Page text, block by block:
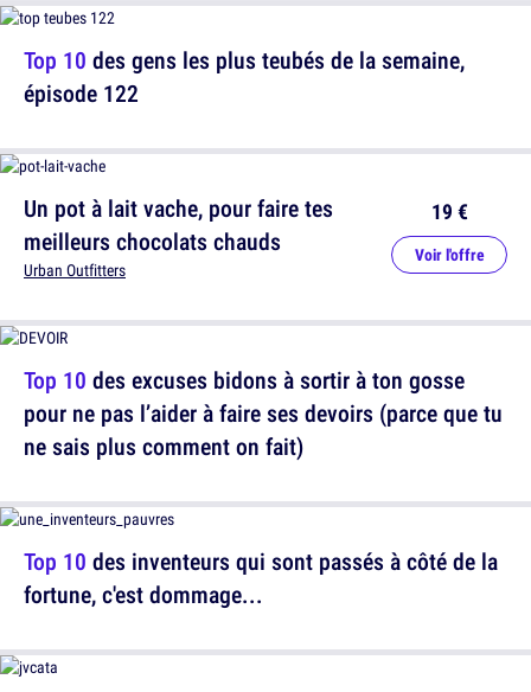
Top 10 des gens les plus teubés de la semaine,
épisode 122
Top 10 des excuses bidons à sortir à ton gosse
pour ne pas l’aider à faire ses devoirs (parce que tu
ne sais plus comment on fait)
Un pot à lait vache, pour faire tes
meilleurs chocolats chauds
Urban Outfitters
19 €
Voir l'offre
Top 10 des inventeurs qui sont passés à côté de la
fortune, c'est dommage...